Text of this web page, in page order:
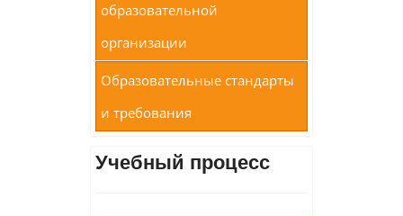
образовательной
организации
Образовательные стандарты
и требования
Учебный процесс